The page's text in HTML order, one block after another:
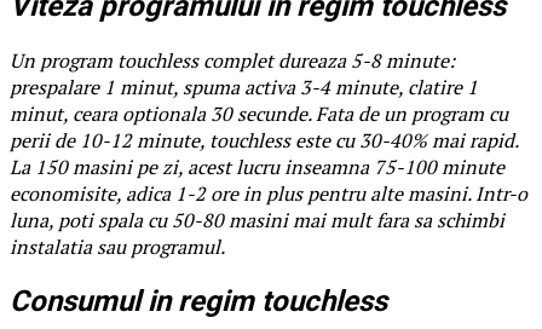
Un program touchless complet dureaza 5-8 minute:
prespalare 1 minut, spuma activa 3-4 minute, clatire 1
minut, ceara optionala 30 secunde. Fata de un program cu
perii de 10-12 minute, touchless este cu 30-40% mai rapid.
La 150 masini pe zi, acest lucru inseamna 75-100 minute
economisite, adica 1-2 ore in plus pentru alte masini. Intr-o
luna, poti spala cu 50-80 masini mai mult fara sa schimbi
instalatia sau programul.
Consumul in regim touchless